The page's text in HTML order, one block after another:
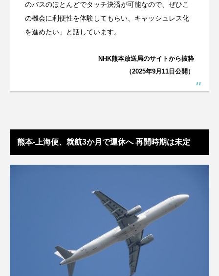
のバスのほとんどでタッチ決済が可能なので、ぜひこ
の機会に利便性を体験してもらい、キャッシュレス化
を進めたい」と話しています。
NHK熊本放送局のサイトから抜粋
（2025年9月11日公開）
熊本-上海便、就航3か月で運休へ 再開時期は未定